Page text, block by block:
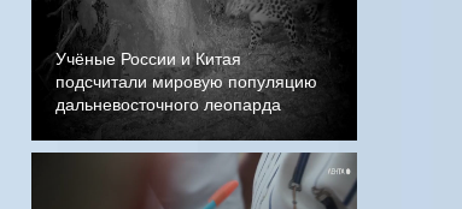
Учёные России и Китая
подсчитали мировую популяцию
дальневосточного леопарда